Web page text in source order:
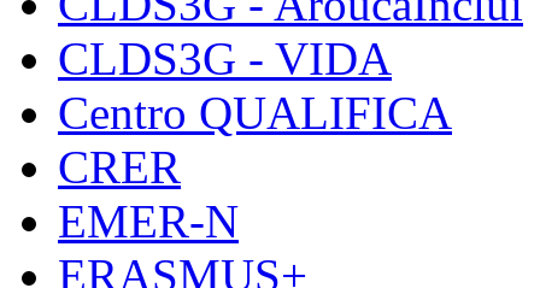
CLDS3G - VIDA
Centro QUALIFICA
CRER
EMER-N
ERASMUS+